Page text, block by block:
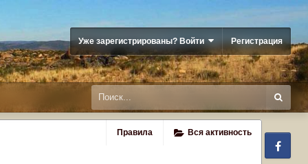
Уже зарегистрированы? Войти Регистрация
Правила Вся активность